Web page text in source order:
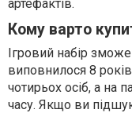
артефактів.
Кому варто
Ігровий набір
виповнилося 8
чотирьох осіб, а на
часу. Якщо ви